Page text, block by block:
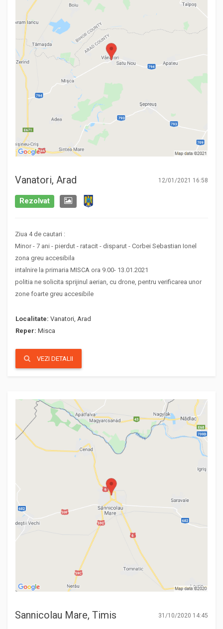
Vanatori, Arad 12/01/2021 16:58
Rezolvat
Ziua 4 de cautari :
Minor - 7 ani - pierdut - ratacit - disparut - Corbei Sebastian Ionel
zona greu accesibila
intalnire la primaria MISCA ora 9.00- 13.01.2021
politia ne solicita sprijinul aerian, cu drone, pentru verificarea unor
zone foarte greu accesibile
Localitate: Vanatori, Arad
Reper: Misca
VEZI DETALII
Sannicolau Mare, Timis 31/10/2020 14:45